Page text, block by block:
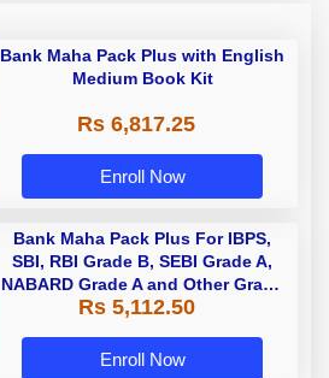
Bank Maha Pack Plus with English
Medium Book Kit
Rs 6,817.25
Enroll Now
Bank Maha Pack Plus For IBPS,
SBI, RBI Grade B, SEBI Grade A,
NABARD Grade A and Other Grade
A & Grade B Bank Exams
Rs 5,112.50
Enroll Now